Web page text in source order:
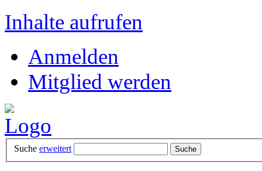
Inhalte aufrufen
Anmelden
Mitglied werden
Suche erweitert